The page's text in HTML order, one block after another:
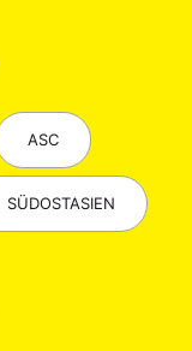
ASC
SÜDOSTASIEN